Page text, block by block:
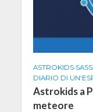
ASTROKIDS•
DIARIO DI
Astrokids a
meteore